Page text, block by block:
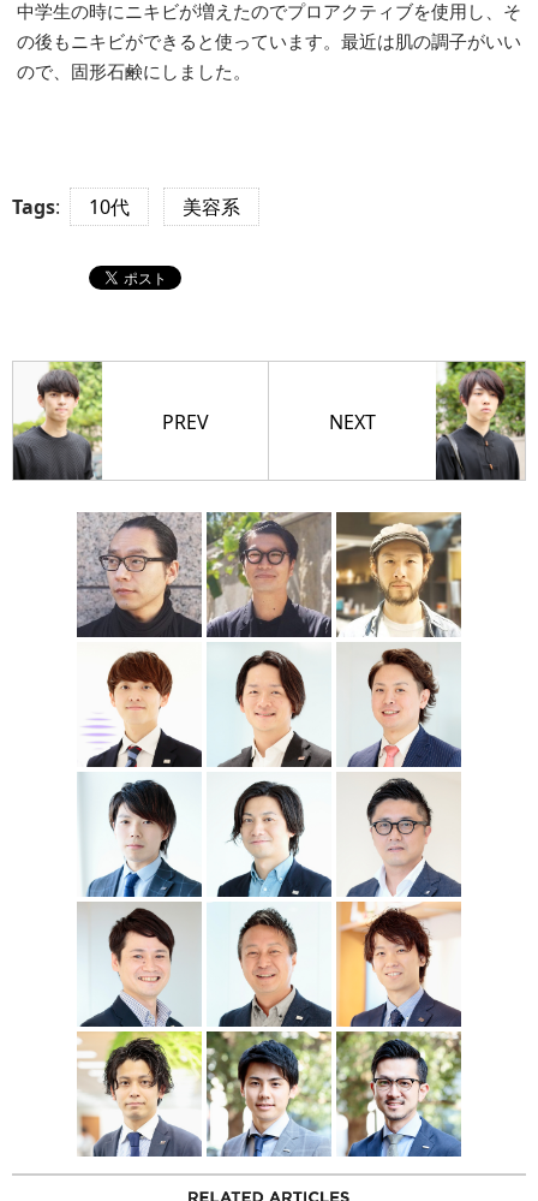
中学生の時にニキビが増えたのでプロアクティブを使用し、そ
の後もニキビができると使っています。最近は肌の調子がいい
ので、固形石鹸にしました。
Tags: 10代 美容系
PREV NEXT